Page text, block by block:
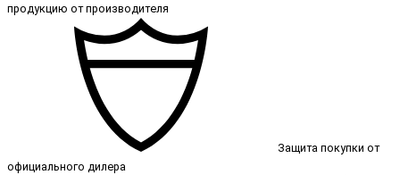
продукцию от производителя
Защита покупки от
официального дилера